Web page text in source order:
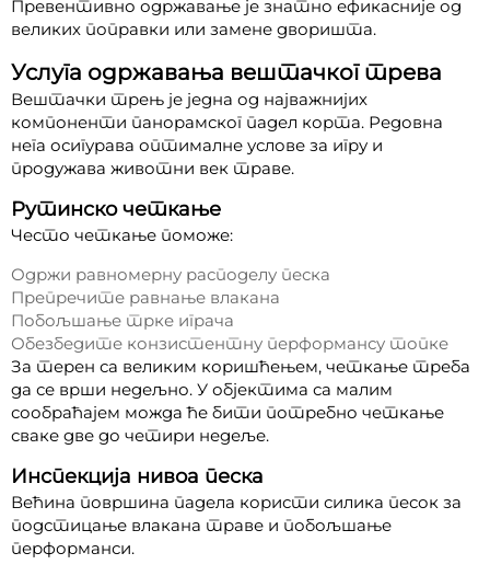
Превентивно одржавање је знатно ефикасније од
великих поправки или замене дворишта.
Услуга одржавања вештачког трева
Вештачки трењ је једна од најважнијих
компоненти панорамског падел корта. Редовна
нега осигурава оптималне услове за игру и
продужава животни век траве.
Рутинско четкање
Често четкање поможе:
Одржи равномерну расподелу песка
Препречите равнање влакана
Побољшање трке играча
Обезбедите конзистентну перформансу топке
За терен са великим коришћењем, четкање треба
да се врши недељно. У објектима са малим
сообраћајем можда ће бити потребно четкање
сваке две до четири недеље.
Инспекција нивоа песка
Већина површина падела користи силика песок за
подстицање влакана траве и побољшање
перформанси.